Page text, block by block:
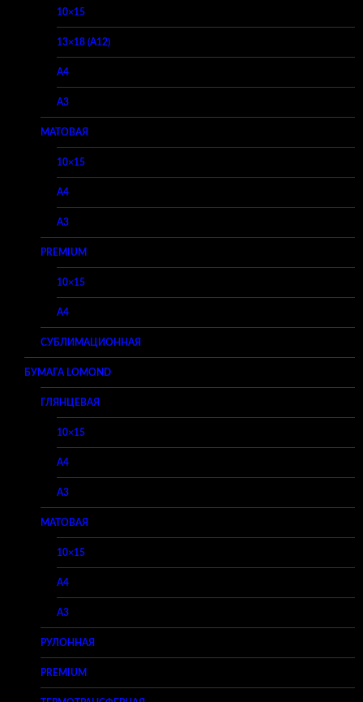
10×15
13×18 (A12)
A4
A3
МАТОВАЯ
10×15
A4
A3
PREMIUM
10×15
A4
СУБЛИМАЦИОННАЯ
БУМАГА LOMOND
ГЛЯНЦЕВАЯ
10×15
A4
A3
МАТОВАЯ
10×15
A4
A3
РУЛОННАЯ
PREMIUM